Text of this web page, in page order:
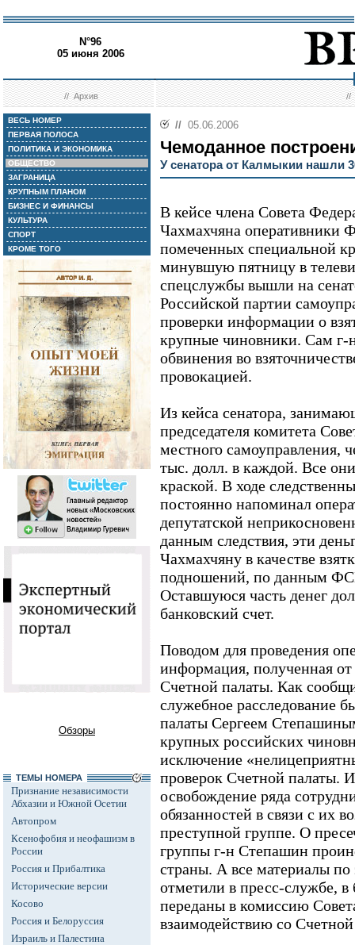
N°96
05 июня 2006
//Архив //
ВЕСЬ НОМЕР
ПЕРВАЯ ПОЛОСА
ПОЛИТИКА И ЭКОНОМИКА
ОБЩЕСТВО
ЗАГРАНИЦА
КРУПНЫМ ПЛАНОМ
БИЗНЕС И ФИНАНСЫ
КУЛЬТУРА
СПОРТ
КРОМЕ ТОГО
Обзоры
ТЕМЫ НОМЕРА
Признание независимости
Абхазии и Южной Осетии
Автопром
Ксенофобия и неофашизм в
России
Россия и Прибалтика
Исторические версии
Косово
Россия и Белоруссия
Израиль и Палестина
// 05.06.2006
Чемоданное
У сенатора от Калмыкии нашли
В кейсе члена Совета
Чахмахчяна оперативники
помеченных специальной
минувшую пятницу в
спецслужбы вышли на
Российской партии
проверки информации о
крупные чиновники. Сам г-
обвинения во
провокацией.
Из кейса сенатора,
председателя комитета
местного самоуправления,
тыс. долл. в каждой. Все
краской. В ходе
постоянно напоминал
депутатской
данным следствия, эти
Чахмахчяну в качестве
подношений, по данным
Оставшуюся часть денег
банковский счет.
Поводом для проведения
информация, полученная
Счетной палаты. Как
служебное расследование
палаты Сергеем
крупных российских
исключение
проверок Счетной палаты.
освобождение ряда
обязанностей в связи с их
преступной группе. О
группы г-н Степашин
страны. А все материалы
отметили в пресс-службе,
переданы в комиссию
взаимодействию со